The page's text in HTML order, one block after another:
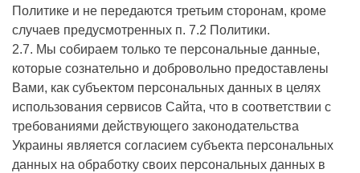
Политике и не передаются третьим сторонам, кроме
случаев предусмотренных п. 7.2 Политики.
2.7. Мы собираем только те персональные данные,
которые сознательно и добровольно предоставлены
Вами, как субъектом персональных данных в целях
использования сервисов Сайта, что в соответствии с
требованиями действующего законодательства
Украины является согласием субъекта персональных
данных на обработку своих персональных данных в